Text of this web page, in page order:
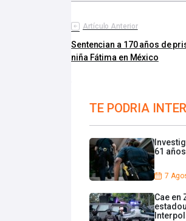
Artículo Anterior
Sentencian a 170 años de
niña Fátima en México
TE PODRIA
61
7
Cae en
Interpol